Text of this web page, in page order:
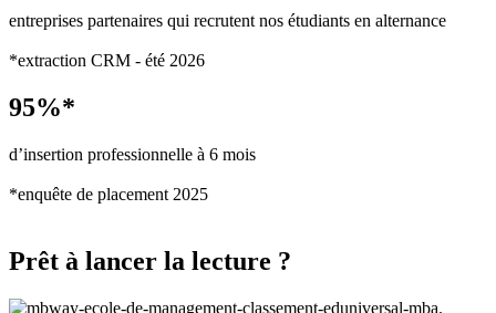
entreprises partenaires qui recrutent nos étudiants en alternance
*extraction CRM - été 2026
95%*
d’insertion professionnelle à 6 mois
*enquête de placement 2025
Prêt à lancer la lecture ?